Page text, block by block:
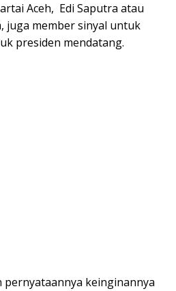
Aceh, Edi Saputra atau
juga member sinyal untuk
presiden mendatang.
pernyataannya keinginannya